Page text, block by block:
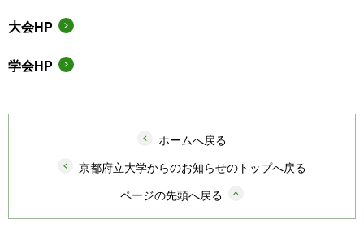
大会HP
学会HP
京都府立大学からのお知らせのトップへ戻る
ホームへ戻る
ページの先頭へ戻る